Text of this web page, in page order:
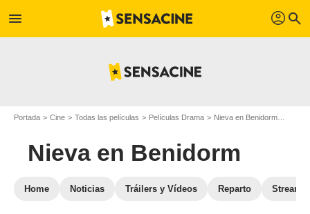
menu profil search
Portada Cine Todas las películas Películas Drama Nieva en Benidorm
Nieva en Benidorm
Home Noticias Tráilers y Vídeos Reparto